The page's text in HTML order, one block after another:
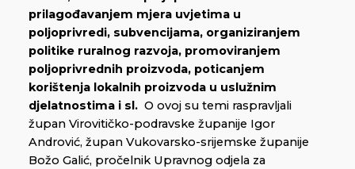
prilagođavanjem mjera uvjetima u
poljoprivredi, subvencijama, organiziranjem
politike ruralnog razvoja, promoviranjem
poljoprivrednih proizvoda, poticanjem
korištenja lokalnih proizvoda u uslužnim
djelatnostima i sl. O ovoj su temi raspravljali
župan Virovitičko-podravske županije Igor
Andrović, župan Vukovarsko-srijemske županije
Božo Galić, pročelnik Upravnog odjela za